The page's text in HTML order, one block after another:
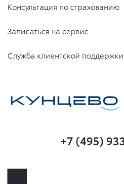
Консультация по страхованию
Записаться на сервис
Служба клиентской поддержки
+7 (495)